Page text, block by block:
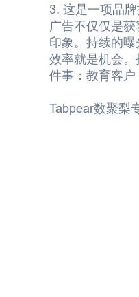
3. 这是一项品
广告不仅仅是
印象。持续的
效率就是机会
件事： 教育客
Tabpear数聚梨